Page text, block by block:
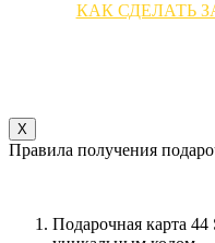
КАК СДЕЛАТЬ
X
Правила получения
Подарочная карта 44